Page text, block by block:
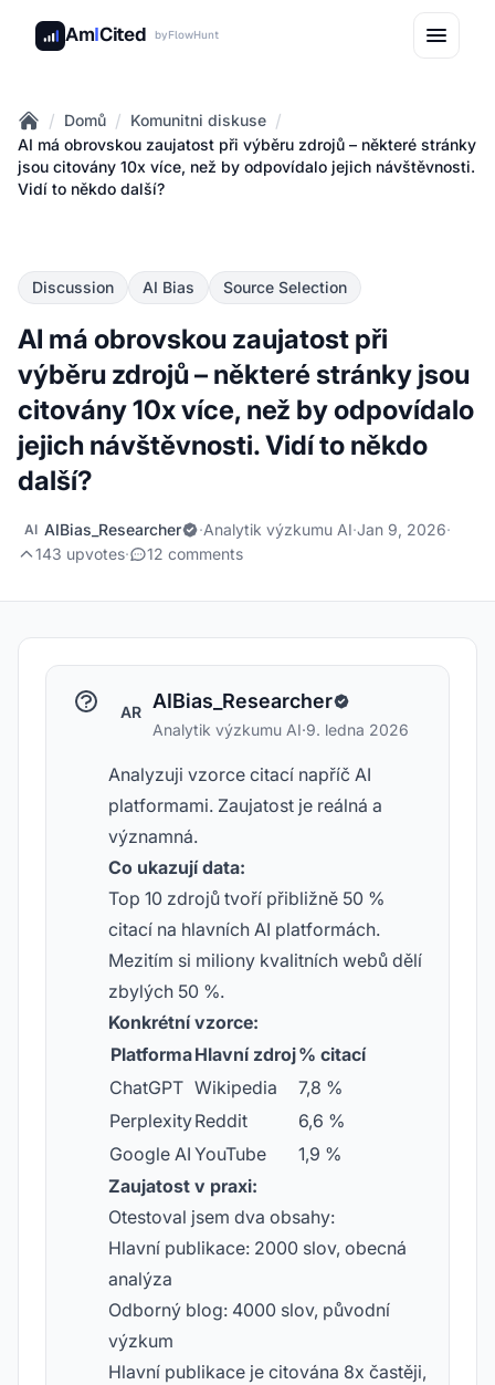
AmICited byFlowHunt
Home
/ Domů / Komunitni diskuse /
AI má obrovskou zaujatost při výběru zdrojů – některé stránky
jsou citovány 10x více, než by odpovídalo jejich návštěvnosti.
Vidí to někdo další?
Discussion AI Bias Source Selection
AI má obrovskou zaujatost při
výběru zdrojů – některé stránky jsou
citovány 10x více, než by odpovídalo
jejich návštěvnosti. Vidí to někdo
další?
AI AIBias_Researcher ·Analytik výzkumu AI·Jan 9, 2026·
143 upvotes· 12 comments
AR AIBias_Researcher
Analytik výzkumu AI·9. ledna 2026
Analyzuji vzorce citací napříč AI
platformami. Zaujatost je reálná a
významná.
Co ukazují data:
Top 10 zdrojů tvoří přibližně 50 %
citací na hlavních AI platformách.
Mezitím si miliony kvalitních webů dělí
zbylých 50 %.
Konkrétní vzorce:
PlatformaHlavní zdroj% citací
ChatGPT Wikipedia
7,8 %
PerplexityReddit
6,6 %
Google AI YouTube
1,9 %
Zaujatost v praxi:
Otestoval jsem dva obsahy:
Hlavní publikace: 2000 slov, obecná
analýza
Odborný blog: 4000 slov, původní
výzkum
Hlavní publikace je citována 8x častěji,